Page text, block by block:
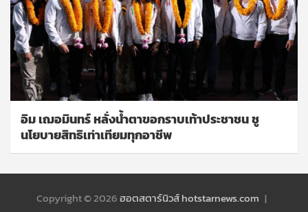
อิม เฌอมินทร์ หลั่งน้ำตาขอกราบเท้าประชาชน ชู
นโยบายสิทธิเท่าเทียมทุกอาชีพ
Copyright © 2026ฮอตสตาร์นิวส์ hotstarnews.com